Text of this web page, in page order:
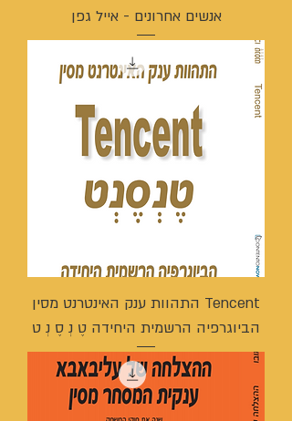
אנשים אחרונים - אייל גפן
Tencent התהוות ענק האינטרנט מסין
הביוגרפיה הרשמית היחידה טֶ נְ סֶ נְ ט